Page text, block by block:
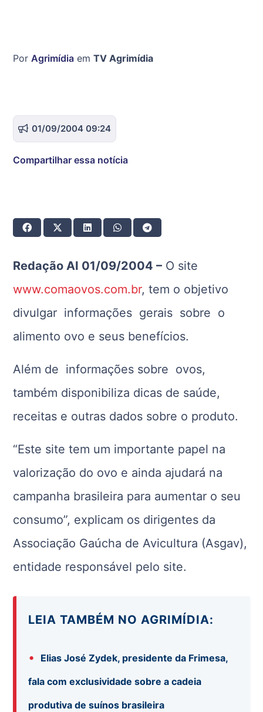
Por Agrimídia em TV Agrimídia
01/09/2004 09:24
Compartilhar essa notícia
Redação AI 01/09/2004 – O site
www.comaovos.com.br, tem o objetivo
divulgar informações gerais sobre o
alimento ovo e seus benefícios.
Além de informações sobre ovos,
também disponibiliza dicas de saúde,
receitas e outras dados sobre o produto.
“Este site tem um importante papel na
valorização do ovo e ainda ajudará na
campanha brasileira para aumentar o seu
consumo”, explicam os dirigentes da
Associação Gaúcha de Avicultura (Asgav),
entidade responsável pelo site.
LEIA TAMBÉM NO AGRIMÍDIA:
•
Elias José Zydek, presidente da Frimesa,
fala com exclusividade sobre a cadeia
produtiva de suínos brasileira